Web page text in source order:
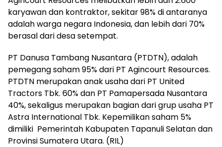
karyawan dan kontraktor, sekitar 98% di antaranya
adalah warga negara Indonesia, dan lebih dari 70%
berasal dari desa setempat.
PT Danusa Tambang Nusantara (PTDTN), adalah
pemegang saham 95% dari PT Agincourt Resources.
PTDTN merupakan anak usaha dari PT United
Tractors Tbk. 60% dan PT Pamapersada Nusantara
40%, sekaligus merupakan bagian dari grup usaha PT
Astra International Tbk. Kepemilikan saham 5%
dimiliki Pemerintah Kabupaten Tapanuli Selatan dan
Provinsi Sumatera Utara. (RIL)